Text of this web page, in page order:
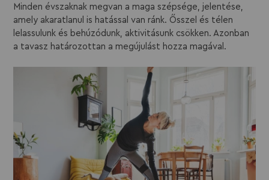
Minden évszaknak megvan a maga szépsége, jelentése,
amely akaratlanul is hatással van ránk. Ősszel és télen
lelassulunk és behúzódunk, aktivitásunk csökken. Azonban
a tavasz határozottan a megújulást hozza magával.